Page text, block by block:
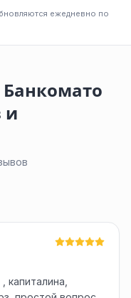
ежедневно по
и
капиталина,